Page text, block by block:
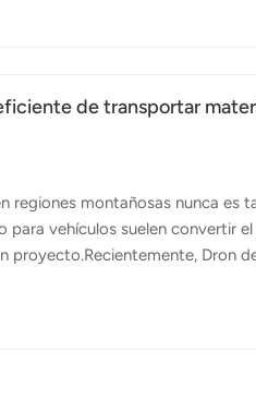
laborales y resulta más difícil
más eficientes de extraer
de transportar
montañosas nunca es
vehículos suelen convertir
Dron
los materiales de la torre
de torres eléctricas